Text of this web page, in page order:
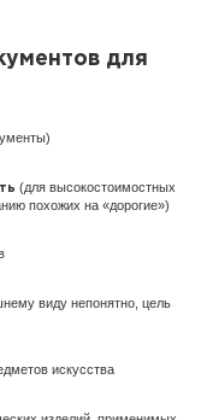
для
(для высокостоимостных
похожих на «дорогие»)
виду непонятно, цель
искусства